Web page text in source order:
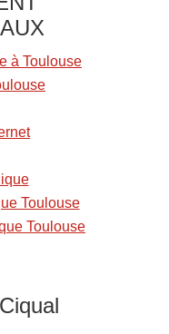
à Toulouse
Toulouse
Toulouse